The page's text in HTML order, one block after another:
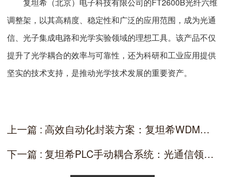
复坦希（北京）电子科技有限公司的FT2600B光纤六维
调整架，以其高精度、稳定性和广泛的应用范围，成为光通
信、光子集成电路和光学实验领域的理想工具。该产品不仅
提升了光学耦合的效率与可靠性，还为科研和工业应用提供
坚实的技术支持，是推动光学技术发展的重要资产。
上一篇 : 高效自动化封装方案：复坦希WDM器件自动封装系统
下一篇 : 复坦希PLC手动耦合系统：光通信领域的高精度解决方案